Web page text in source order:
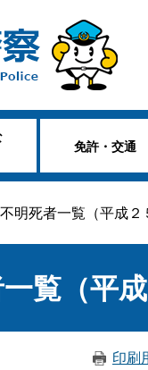
免許・交通
明死者一覧（平成２
覧（平成
印刷